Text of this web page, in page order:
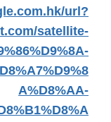
url?
satellite-
A%D8%AA-